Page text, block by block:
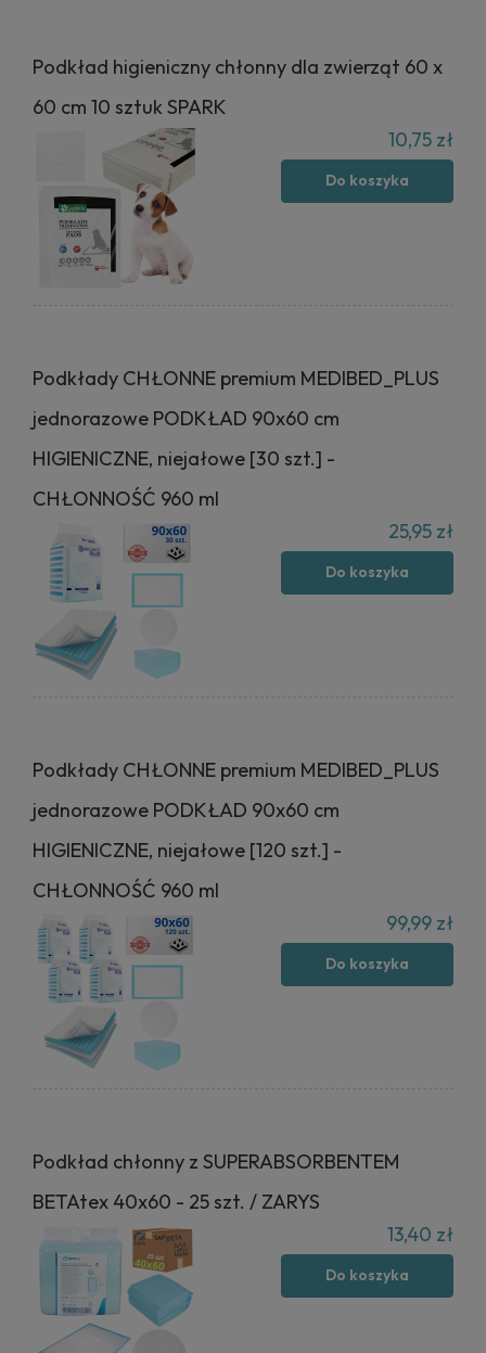
Podkład higieniczny chłonny dla zwierząt 60 x
60 cm 10 sztuk SPARK
10,75 zł
Do koszyka
Podkłady CHŁONNE premium MEDIBED_PLUS
jednorazowe PODKŁAD 90x60 cm
HIGIENICZNE, niejałowe [30 szt.] -
CHŁONNOŚĆ 960 ml
25,95 zł
Do koszyka
Podkłady CHŁONNE premium MEDIBED_PLUS
jednorazowe PODKŁAD 90x60 cm
HIGIENICZNE, niejałowe [120 szt.] -
CHŁONNOŚĆ 960 ml
99,99 zł
Do koszyka
Podkład chłonny z SUPERABSORBENTEM
BETAtex 40x60 - 25 szt. / ZARYS
13,40 zł
Do koszyka